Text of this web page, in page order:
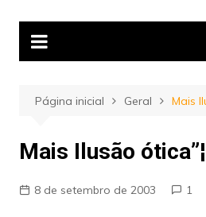
Página inicial Geral Mais
Mais Ilusão ótica”¦
8 de setembro de 2003 1